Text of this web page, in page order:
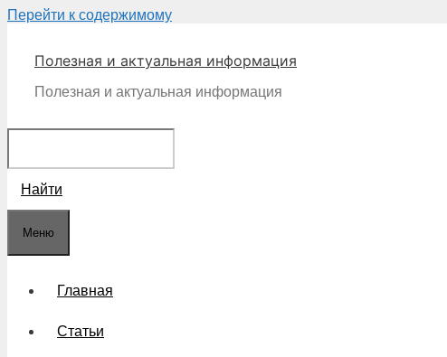
Перейти к содержимому
Полезная и актуальная информация
Полезная и актуальная информация
Найти
Меню
Главная
Статьи